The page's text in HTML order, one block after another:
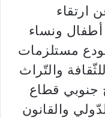
ارتقاء
ونساء
مستلزمات
والتّراث
​قطاع
والقانون